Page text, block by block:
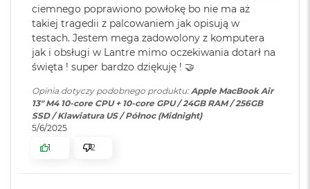
B
o
o
k
A
i
Z
ł
o
t
Technologia True Tone
Chip
Apple M4
rdzeniami energooszczędnymii
Bateria Litowo-polimerowa
Pojemność baterii: 53,8 Wh
Szacunkowy czas
pracy na baterii:
do 18h
ciemnego poprawiono powłokę bo nie ma aż
takiej tragedii z palcowaniem jak opisują w
testach. Jestem mega zadowolony z komputera
jak i obsługi w Lantre mimo oczekiwania dotarł na
święta ! super bardzo dziękuję ! 🤝
Opinia dotyczy podobnego produktu:Apple MacBook Air
13" M4 10-core CPU + 10-core GPU / 24GB RAM / 256GB
SSD / Klawiatura US / Północ (Midnight)
5/6/2025
1
2